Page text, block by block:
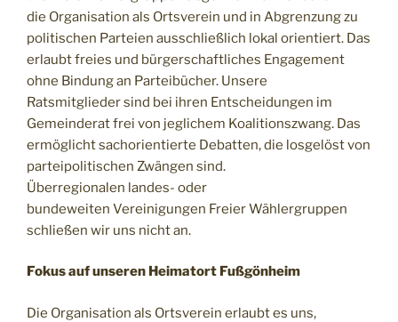
die Organisation als Ortsverein und in Abgrenzung zu
politischen Parteien ausschließlich lokal orientiert. Das
erlaubt freies und bürgerschaftliches Engagement
ohne Bindung an Parteibücher. Unsere
Ratsmitglieder sind bei ihren Entscheidungen im
Gemeinderat frei von jeglichem Koalitionszwang. Das
ermöglicht sachorientierte Debatten, die losgelöst von
parteipolitischen Zwängen sind.
Überregionalen landes- oder
bundeweiten Vereinigungen Freier Wählergruppen
schließen wir uns nicht an.
Fokus auf unseren Heimatort Fußgönheim
Die Organisation als Ortsverein erlaubt es uns,